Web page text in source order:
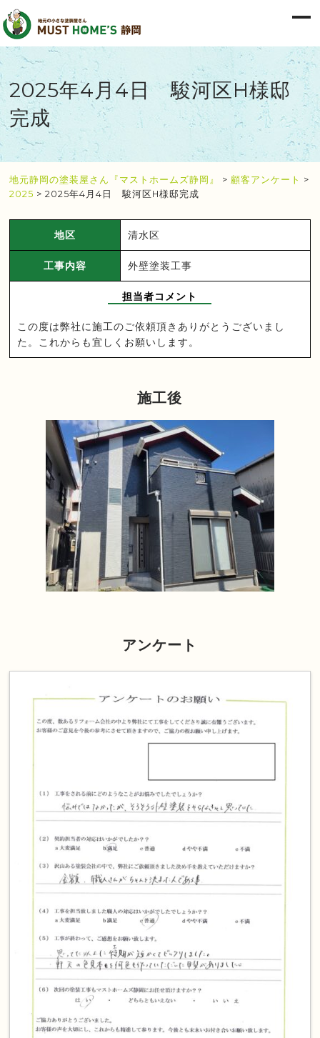
2025年4月4日 駿河区H様邸
完成
地元静岡の塗装屋さん『マストホームズ静岡』 >顧客アンケート >
2025 >2025年4月4日 駿河区H様邸完成
地区 清水区
工事内容 外壁塗装工事
担当者コメント
この度は弊社に施工のご依頼頂きありがとうございまし
た。これからも宜しくお願いします。
施工後
アンケート